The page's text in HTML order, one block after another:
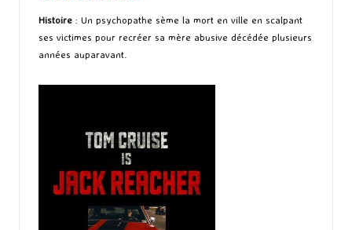
Histoire : Un psychopathe sème la mort en ville en scalpant
ses victimes pour recréer sa mère abusive décédée plusieurs
années auparavant.